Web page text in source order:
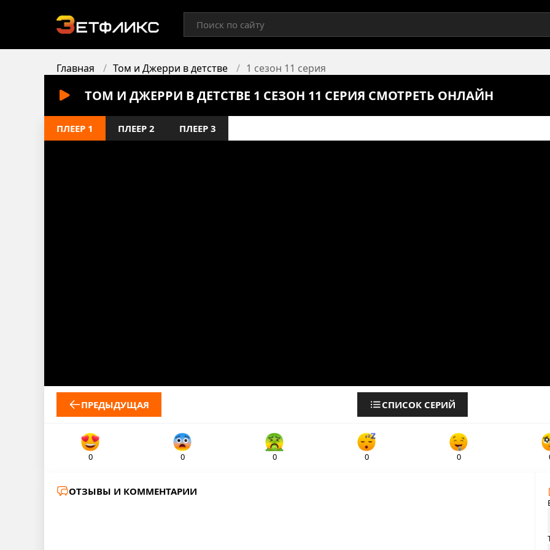
Главная Том и Джерри в детстве 1 сезон 11 серия
ТОМ И ДЖЕРРИ В ДЕТСТВЕ 1 СЕЗОН 11 СЕРИЯ СМОТРЕТЬ ОНЛАЙН
ПЛЕЕР 1 ПЛЕЕР 2 ПЛЕЕР 3
ПРЕДЫДУЩАЯ СПИСОК СЕРИЙ
0 0 0 0 0
ОТЗЫВЫ И КОММЕНТАРИИ